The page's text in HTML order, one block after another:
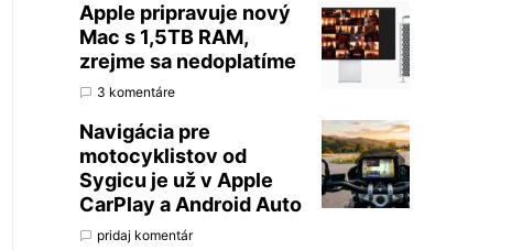
Apple pripravuje nový
Mac s 1,5TB RAM,
zrejme sa nedoplatíme
3 komentáre
Navigácia pre
motocyklistov od
Sygicu je už v Apple
CarPlay a Android Auto
pridaj komentár